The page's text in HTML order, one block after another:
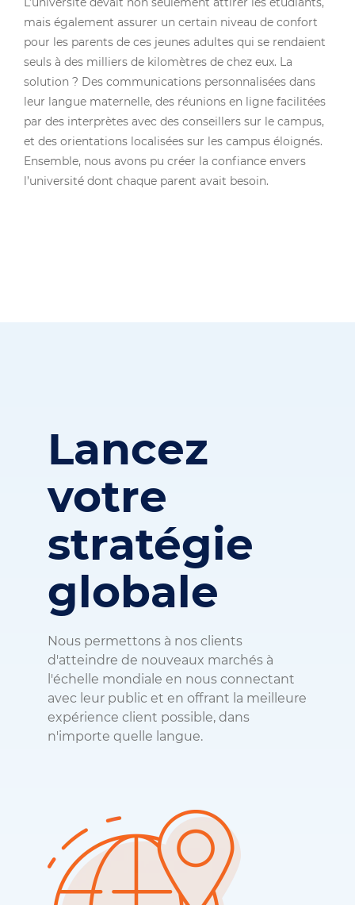
mais également assurer un certain niveau de confort
pour les parents de ces jeunes adultes qui se rendaient
seuls à des milliers de kilomètres de chez eux. La
solution ? Des communications personnalisées dans
leur langue maternelle, des réunions en ligne facilitées
par des interprètes avec des conseillers sur le campus,
et des orientations localisées sur les campus éloignés.
Ensemble, nous avons pu créer la confiance envers
l’université dont chaque parent avait besoin.
Lancez
votre
stratégie
globale
Nous permettons à nos clients
d'atteindre de nouveaux marchés à
l'échelle mondiale en nous connectant
avec leur public et en offrant la meilleure
expérience client possible, dans
n'importe quelle langue.